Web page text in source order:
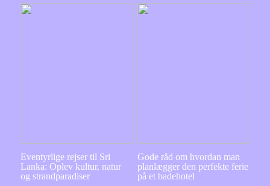
Eventyrlige rejser til Sri
Lanka: Oplev kultur, natur
og strandparadiser
Gode råd om hvordan man
planlægger den perfekte ferie
på et badehotel